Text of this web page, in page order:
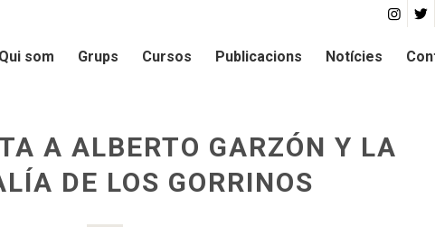
Qui som Grups Cursos Publicacions Notícies
A ALBERTO GARZÓN Y LA
DE LOS GORRINOS